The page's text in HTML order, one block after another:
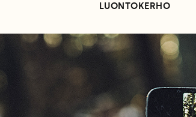
LUONTOKERHO